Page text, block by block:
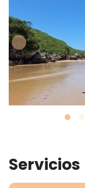
‹
Servicios